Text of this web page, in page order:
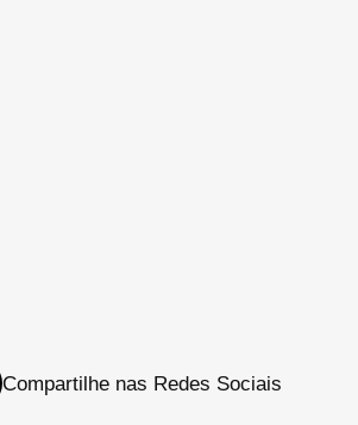
Compartilhe nas Redes Sociais